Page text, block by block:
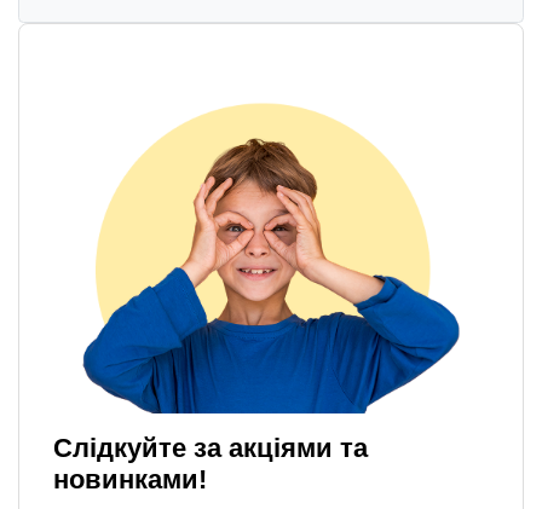
Слідкуйте за акціями та
новинками!